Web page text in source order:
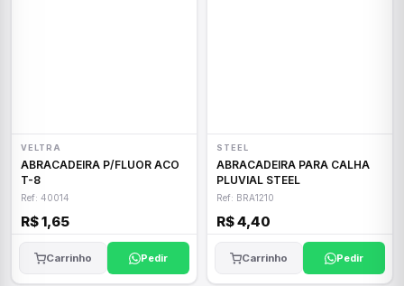
VELTRA
ABRACADEIRA P/FLUOR ACO
T-8
Ref: 40014
R$ 1,65
Carrinho Pedir
STEEL
ABRACADEIRA PARA CALHA
PLUVIAL STEEL
Ref: BRA1210
R$ 4,40
Carrinho Pedir